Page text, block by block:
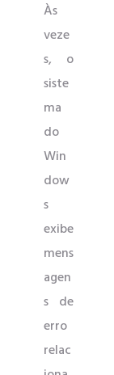
Às
veze
s, o
siste
ma
do
Win
dow
s
exibe
mens
agen
s de
erro
relac